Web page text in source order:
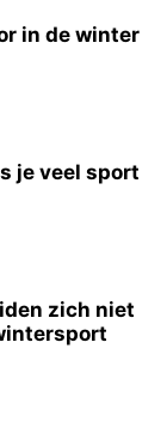
in de winter
je veel sport
zich niet